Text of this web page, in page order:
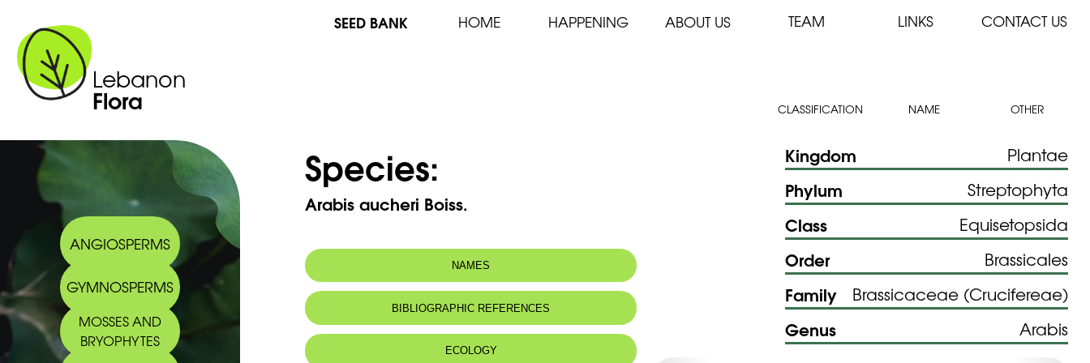
Lebanon
Flora
SEED BANK HOME HAPPENING ABOUT US TEAM LINKS CONTACT US
CLASSIFICATION NAME OTHER
ANGIOSPERMS
GYMNOSPERMS
MOSSES AND
BRYOPHYTES
Species:
Arabis aucheri Boiss.
NAMES
Arabic name: اربيس اوشيه
BIBLIOGRAPHIC REFERENCES
ECOLOGY
Kingdom Plantae
Phylum Streptophyta
Class Equisetopsida
Order Brassicales
Family Brassicaceae (Crucifereae)
Genus Arabis